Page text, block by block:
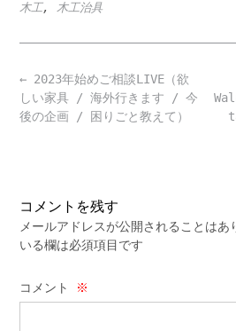
木工, 木工治具
Post
navigation
← 2023年始めご相談LIVE（欲
しい家具 / 海外行きます / 今
後の企画 / 困りごと教えて）
コメントを残す
メールアドレスが公開されることはあ
いる欄は必須項目です
コメント ※